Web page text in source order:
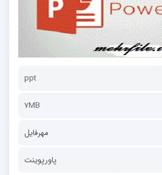
ppt
7MB
مهرفایل
پاورپوینت